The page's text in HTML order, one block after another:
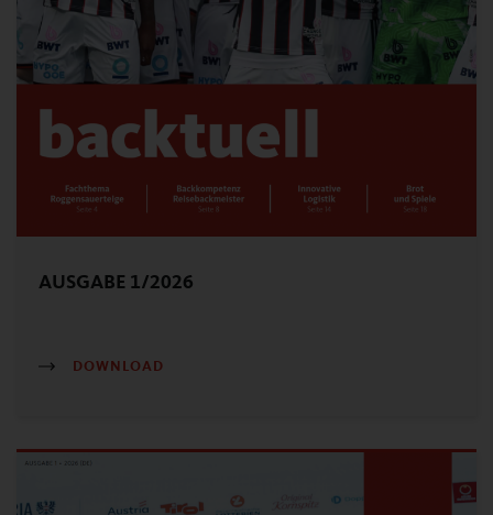
AUSGABE 1/2026
DOWNLOAD